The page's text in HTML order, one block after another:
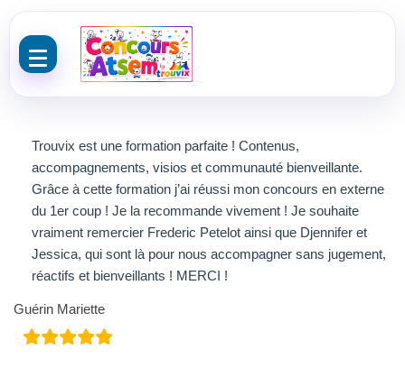
Trouvix est une formation parfaite ! Contenus,
accompagnements, visios et communauté bienveillante.
Grâce à cette formation j’ai réussi mon concours en externe
du 1er coup ! Je la recommande vivement ! Je souhaite
vraiment remercier Frederic Petelot ainsi que Djennifer et
Jessica, qui sont là pour nous accompagner sans jugement,
réactifs et bienveillants ! MERCI !
Guérin Mariette